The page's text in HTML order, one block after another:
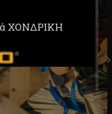
ΧΟΝΔΡΙΚΗ
Μύτες 20τεμ. Deko
DKA40ST-20
Αναλώσιμα,
Κατσαβιδομύτες